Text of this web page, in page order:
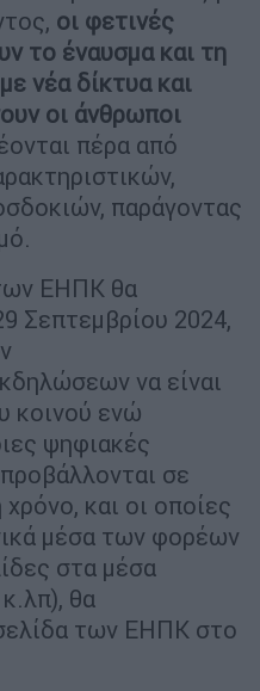
οι φετινές
το έναυσμα και τη
νέα δίκτυα και
οι άνθρωποι
πέρα από
παράγοντας
ΕΗΠΚ θα
Σεπτεμβρίου 2024,
να είναι
κοινού ενώ
ψηφιακές
σε
και οι οποίες
μέσα των φορέων
στα μέσα
θα
των ΕΗΠΚ στο